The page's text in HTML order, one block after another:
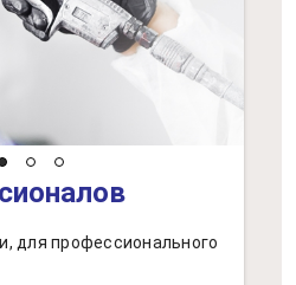
для профессионального